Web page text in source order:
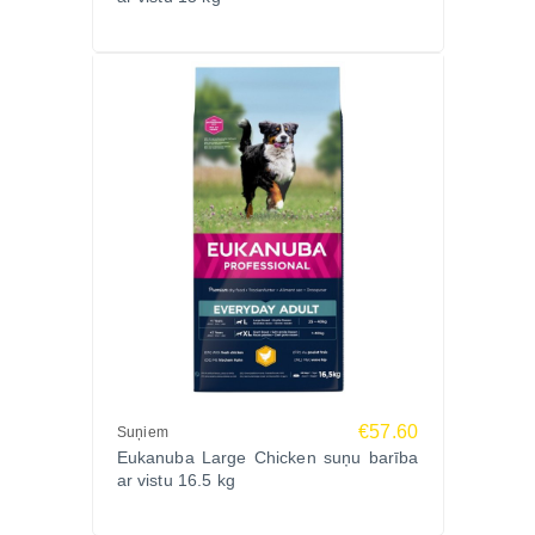
Vitamīni: A vitamīns 47360 SV, C vitamīns 59 mg, D₃
vitamīns 1571 SV, E vitamīns 263 mg, beta-karotīns
5.2 mg, L-karnitīns 50 mg.
Mikroelementi: Vara (II) sulfāta pentahidrāts 8 mg,
kālija jodīds 1 mg, mangāna sulfāta monohidrāts 3.6
mg, cinka oksīds 89 mg, nātrija selenīts 0.07 mg.
Antioksidanti: Dabīgie tokoferola ekstrakti no augu
Aromatizētāji: Organiskais rozmarīna ekstrakts 35
mg, tējas ekstrakts 17 mg.
Barību ieviest pakāpeniski 4 dienu laikā. Suņa svars
un ieteicamais dienas daudzums:
Suņiem €57.60
Eukanuba Large Chicken suņu barība
ar vistu 16.5 kg